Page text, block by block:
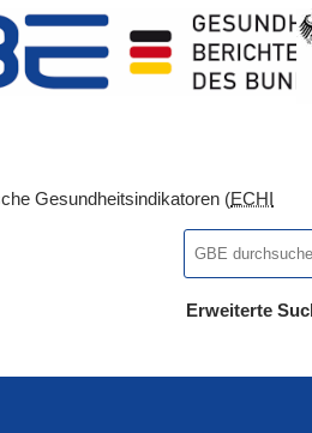
Gesundheitsindikatoren (ECHI
Erweiterte